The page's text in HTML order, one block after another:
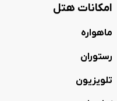
امکانات هتل
ماهواره
رستوران
تلویزیون